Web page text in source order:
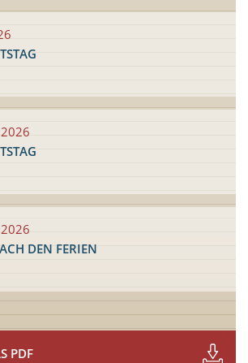
2026
2026
DEN FERIEN
PDF